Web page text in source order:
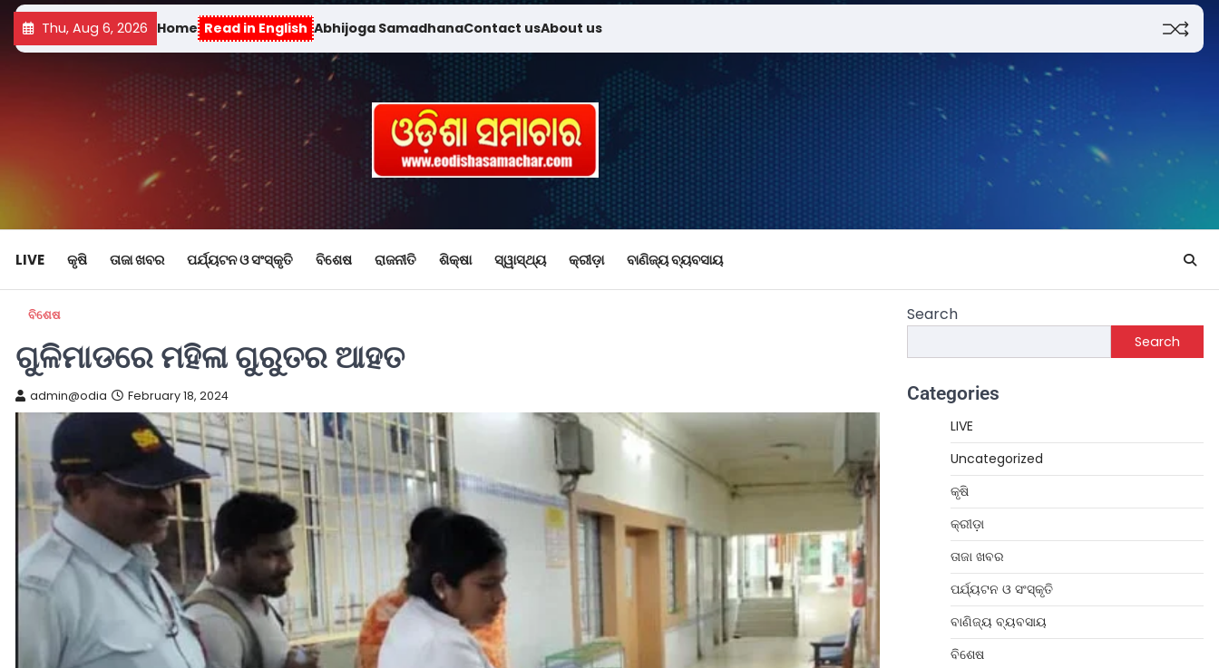
Thu, Aug 6, 2026 Home Read in English Abhijoga SamadhanaContact usAbout us
LIVE କୃଷି ତାଜା ଖବର ପର୍ଯ୍ୟଟନ ଓ ସଂସ୍କୃତି ବିଶେଷ ରାଜନୀତି ଶିକ୍ଷା ସ୍ୱାସ୍ଥ୍ୟ କ୍ରୀଡ଼ା ବାଣିଜ୍ୟ ବ୍ୟବସାୟ
ବିଶେଷ
ଗୁଳିମାଡରେ ମହିଳା ଗୁରୁତର ଆହତ
admin@odia February 18, 2024
Search
Search
Categories
LIVE
Uncategorized
କୃଷି
କ୍ରୀଡ଼ା
ତାଜା ଖବର
ପର୍ଯ୍ୟଟନ ଓ ସଂସ୍କୃତି
ବାଣିଜ୍ୟ ବ୍ୟବସାୟ
ବିଶେଷ